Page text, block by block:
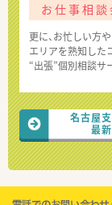
お仕事相談
更に、お忙しい方
エリアを熟知した
“出張”個別相談サ
名古屋
最